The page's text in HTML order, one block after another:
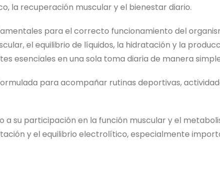
la recuperación muscular y el bienestar diario.
para el correcto funcionamiento del
el equilibrio de líquidos, la hidratación y la
esenciales en una sola toma diaria de manera
para acompañar rutinas deportivas,
su participación en la función muscular y el
y el equilibrio electrolítico, especialmente